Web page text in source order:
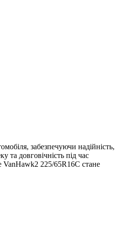
забезпечуючи надійність,
та довговічність під час
VanHawk2 225/65R16C стане